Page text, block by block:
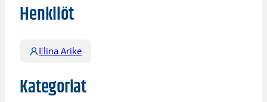
Henkilöt
Elina Arike
Kategoriat